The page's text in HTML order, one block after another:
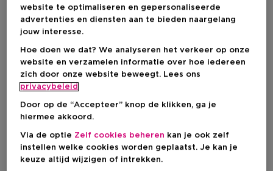
Kies je formaat
50 ML Op voorraad
50 ML
Kortingsprijs
€ 79,09
€ 93,05
100 ML
Kortingsprijs
€ 109,01
€ 128,25
website te optimaliseren en gepersonaliseerde
advertenties en diensten aan te bieden naargelang
jouw interesse.
Hoe doen we dat? We analyseren het verkeer op onze
website en verzamelen informatie over hoe iedereen
zich door onze website beweegt. Lees ons
privacybeleid
Door op de “Accepteer” knop de klikken, ga je
hiermee akkoord.
Via de optie Zelf cookies beheren kan je ook zelf
instellen welke cookies worden geplaatst. Je kan je
keuze altijd wijzigen of intrekken.